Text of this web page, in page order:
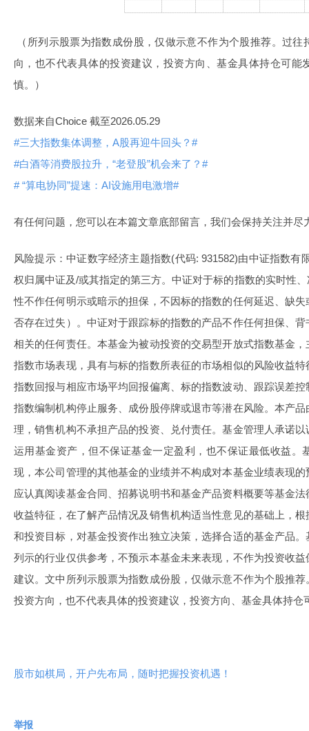
（所列示股票为指数成份股，仅做示意不作为个股推荐。过
向，也不代表具体的投资建议，投资方向、基金具体持仓可能
慎。）
数据来自Choice 截至2026.05.29
#三大指数集体调整，A股再迎牛回头？#
#白酒等消费股拉升，“老登股”机会来了？#
# “算电协同”提速：AI设施用电激增#
有任何问题，您可以在本篇文章底部留言，我们会保持关注并尽
风险提示：中证数字经济主题指数(代码: 931582)由中证指数有
权归属中证及/或其指定的第三方。中证对于标的指数的实时性
性不作任何明示或暗示的担保，不因标的指数的任何延迟、缺
否存在过失）。中证对于跟踪标的指数的产品不作任何担保、
相关的任何责任。本基金为被动投资的交易型开放式指数基金
指数市场表现，具有与标的指数所表征的市场相似的风险收益
指数回报与相应市场平均回报偏离、标的指数波动、跟踪误差
指数编制机构停止服务、成份股停牌或退市等潜在风险。本产
理，销售机构不承担产品的投资、兑付责任。基金管理人承诺
运用基金资产，但不保证基金一定盈利，也不保证最低收益。
现，本公司管理的其他基金的业绩并不构成对本基金业绩表现
应认真阅读基金合同、招募说明书和基金产品资料概要等基金
收益特征，在了解产品情况及销售机构适当性意见的基础上，
和投资目标，对基金投资作出独立决策，选择合适的基金产品
列示的行业仅供参考，不预示本基金未来表现，不作为投资收
建议。文中所列示股票为指数成份股，仅做示意不作为个股推
投资方向，也不代表具体的投资建议，投资方向、基金具体持仓
股市如棋局，开户先布局，随时把握投资机遇！
举报